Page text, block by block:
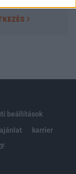
beállítások
karrier